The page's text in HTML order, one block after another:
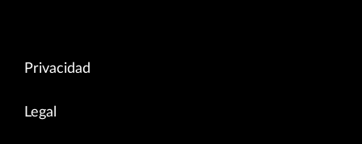
Privacidad
Legal